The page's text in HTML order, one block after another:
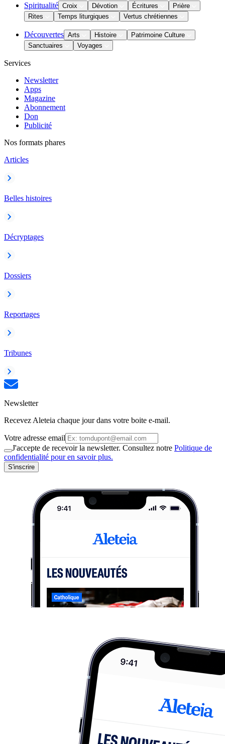
Spiritualité Croix Dévotion Écritures
Prière
Rites
Temps liturgiques Vertus chrétiennes
Découvertes Arts Histoire
Patrimoine Culture
Sanctuaires
Voyages
Services
Newsletter
Apps
Magazine
Abonnement
Don
Publicité
Nos formats phares
Articles
Belles histoires
Décryptages
Dossiers
Reportages
Tribunes
Newsletter
Recevez Aleteia chaque jour dans votre boite e-mail.
Votre adresse email
J'accepte de recevoir la newsletter. Consultez notre Politique de
confidentialité pour en savoir plus.
S'inscrire